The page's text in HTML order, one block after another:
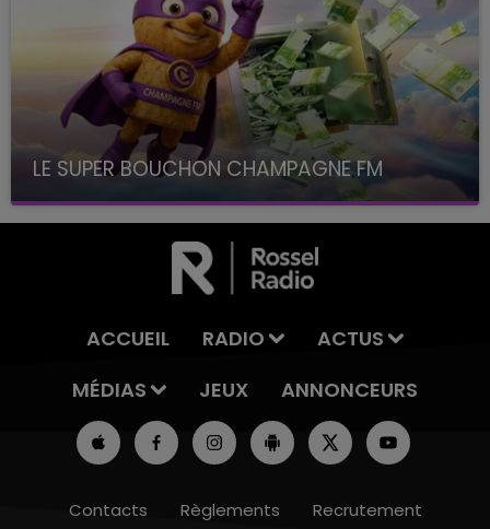
LE SUPER BOUCHON CHAMPAGNE FM
avec La Famille Champagne FM, à 8H10
ACCUEIL RADIO
ACTUS
MÉDIAS
JEUX ANNONCEURS
Contacts Règlements Recrutement